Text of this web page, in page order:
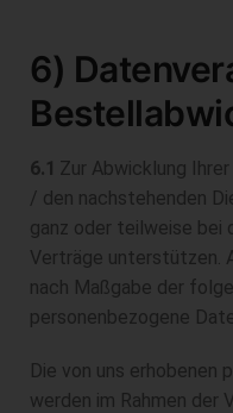
6)
6.1 Zur Abwicklung
/ den nachstehenden
ganz oder teilweise bei
Verträge unterstützen.
nach Maßgabe der
personenbezogene
Die von uns erhobenen
werden im Rahmen der